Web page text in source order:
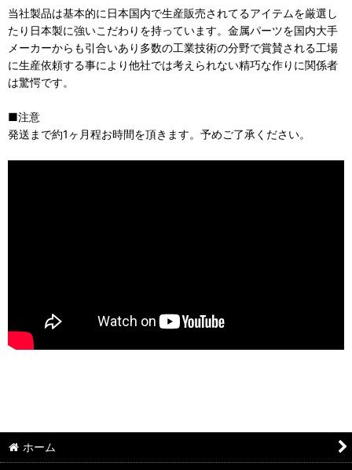
当社製品は基本的に日本国内で生産販売されてるアイテムを厳選し
たり日本製に強いこだわりを持っています。金属パーツを国内大手
メーカーからも引合いあり多数の工業技術の分野で賞賛される工場
に生産依頼する事により他社では考えられない精巧な作りに関係者
は驚愕です。
■注意
発送まで約1ヶ月程お時間を頂きます。予めご了承ください。
ホーム